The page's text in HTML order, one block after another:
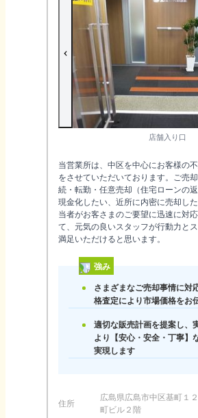
店舗入り口
当営業所は、中区を中心にお客様の
をさせていただいております。ご売
続・転勤・任意売却（住宅ローンの
現金化したい、近所に内密に売却し
当者がお客さまのご要望に迅速に対
て、元気の良いスタッフが行動力と
満足いただけると思います。
強み
さまざまなご売却事情に対
格査定により市場価格をお
適切な販売計画を提案し、
より【安心・安全・丁寧】
実現します
住所
広島県広島市中区基町１
町ビル２階